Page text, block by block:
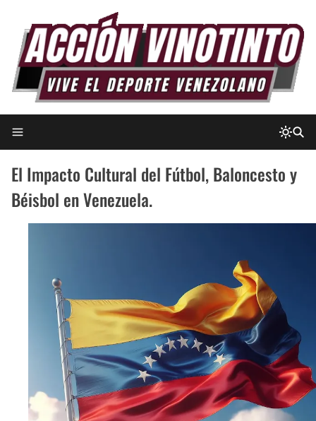
El Impacto Cultural del Fútbol, Baloncesto y
Béisbol en Venezuela.